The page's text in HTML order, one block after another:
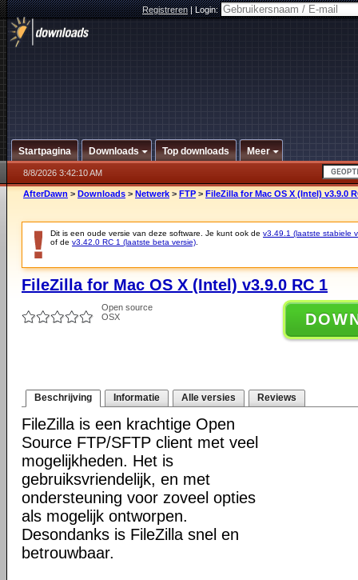
Registreren|Login:
Startpagina Downloads Top downloads Meer
8/8/2026 3:42:10 AM
AfterDawn > Downloads > Netwerk > FTP > FileZilla for Mac OS X (Intel) v3.9.0
Dit is een oude versie van deze software. Je kunt ook de v3.49.1 (laatste stabiele
of de v3.42.0 RC 1 (laatste beta versie)
FileZilla for Mac OS X (Intel) v3.9.0 RC 1
Open source
OSX
Beschrijving Informatie Alle versies Reviews
FileZilla is een krachtige Open
Source FTP/SFTP client met veel
mogelijkheden. Het is
gebruiksvriendelijk, en met
ondersteuning voor zoveel opties
als mogelijk ontworpen.
Desondanks is FileZilla snel en
betrouwbaar.